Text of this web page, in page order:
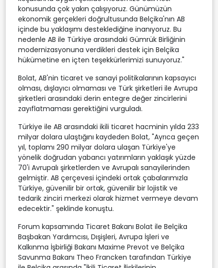
konusunda çok yakın çalışıyoruz. Günümüzün
ekonomik gerçekleri doğrultusunda Belçika'nın AB
içinde bu yaklaşımı desteklediğine inanıyoruz. Bu
nedenle AB ile Türkiye arasındaki Gümrük Birliğinin
modernizasyonuna verdikleri destek için Belçika
hükümetine en içten teşekkürlerimizi sunuyoruz."
Bolat, AB'nin ticaret ve sanayi politikalarının kapsayıcı
olması, dışlayıcı olmaması ve Türk şirketleri ile Avrupa
şirketleri arasındaki derin entegre değer zincirlerini
zayıflatmaması gerektiğini vurguladı.
Türkiye ile AB arasındaki ikili ticaret hacminin yılda 233
milyar dolara ulaştığını kaydeden Bolat, "Ayrıca geçen
yıl, toplamı 290 milyar dolara ulaşan Türkiye'ye
yönelik doğrudan yabancı yatırımların yaklaşık yüzde
70'i Avrupalı şirketlerden ve Avrupalı sanayilerinden
gelmiştir. AB çerçevesi içindeki ortak çabalarımızla
Türkiye, güvenilir bir ortak, güvenilir bir lojistik ve
tedarik zinciri merkezi olarak hizmet vermeye devam
edecektir." şeklinde konuştu.
Forum kapsamında Ticaret Bakanı Bolat ile Belçika
Başbakan Yardımcısı, Dışişleri, Avrupa İşleri ve
Kalkınma İşbirliği Bakanı Maxime Prevot ve Belçika
Savunma Bakanı Theo Francken tarafından Türkiye